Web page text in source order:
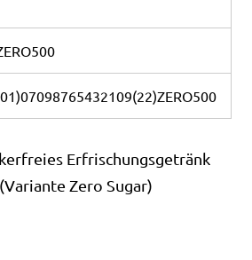
Erfrischungsgetränk
Zero Sugar)